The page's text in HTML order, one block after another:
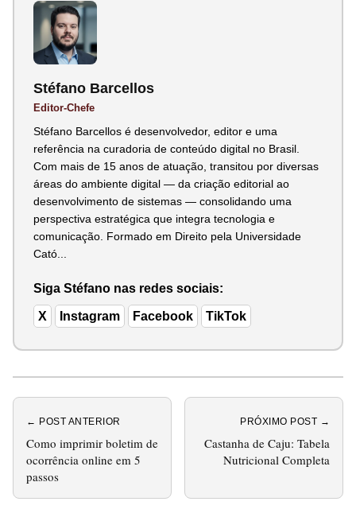
Stéfano Barcellos
Editor-Chefe
Stéfano Barcellos é desenvolvedor, editor e uma
referência na curadoria de conteúdo digital no Brasil.
Com mais de 15 anos de atuação, transitou por diversas
áreas do ambiente digital — da criação editorial ao
desenvolvimento de sistemas — consolidando uma
perspectiva estratégica que integra tecnologia e
comunicação. Formado em Direito pela Universidade
Cató...
Siga Stéfano nas redes sociais:
X Instagram Facebook TikTok
← POST ANTERIOR
Como imprimir boletim de
ocorrência online em 5
passos
PRÓXIMO POST →
Castanha de Caju: Tabela
Nutricional Completa